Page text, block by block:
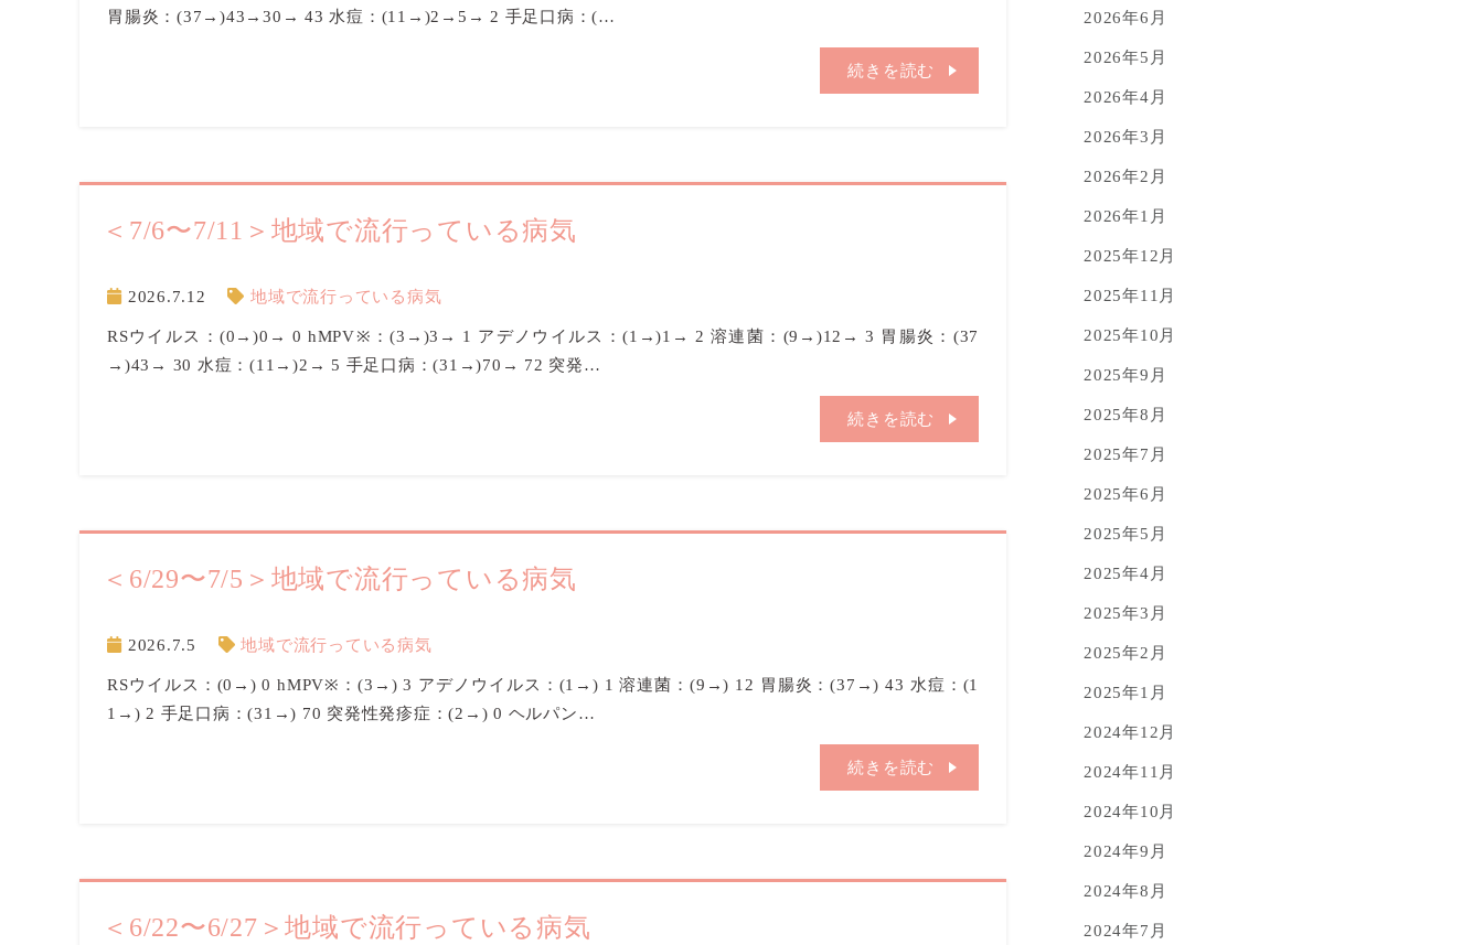
胃腸炎：(37→)43→30→ 43 水痘：(11→)2→5→ 2 手足口病：(…
続きを読む
＜7/6〜7/11＞地域で流行っている病気
2026.7.12 地域で流行っている病気
RSウイルス：(0→)0→ 0 hMPV※：(3→)3→ 1 アデノウイルス：(1→)1→ 2 溶連菌：(9→)12→ 3 胃腸炎：(37
→)43→ 30 水痘：(11→)2→ 5 手足口病：(31→)70→ 72 突発…
続きを読む
＜6/29〜7/5＞地域で流行っている病気
2026.7.5 地域で流行っている病気
RSウイルス：(0→) 0 hMPV※：(3→) 3 アデノウイルス：(1→) 1 溶連菌：(9→) 12 胃腸炎：(37→) 43 水痘：(1
1→) 2 手足口病：(31→) 70 突発性発疹症：(2→) 0 ヘルパン…
続きを読む
＜6/22〜6/27＞地域で流行っている病気
2026年6月
2026年5月
2026年4月
2026年3月
2026年2月
2026年1月
2025年12月
2025年11月
2025年10月
2025年9月
2025年8月
2025年7月
2025年6月
2025年5月
2025年4月
2025年3月
2025年2月
2025年1月
2024年12月
2024年11月
2024年10月
2024年9月
2024年8月
2024年7月